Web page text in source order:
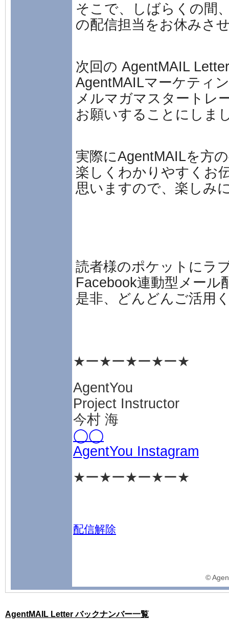
そこで、しばらくの間
の配信担当をお休みさ
次回の AgentMAIL
AgentMAILマーケティ
メルマガマスタートレ
お願いすることにしま
実際にAgentMAILを方
楽しくわかりやすくお
思いますので、楽しみ
読者様のポケットにラ
Facebook連動型メール
是非、どんどんご活用
★ー★ー★ー★ー★
AgentYou
Project Instructor
今村 海
◯◯
AgentYou Instagram
★ー★ー★ー★ー★
配信解除
©️
AgentMAIL Letter バックナンバー一覧